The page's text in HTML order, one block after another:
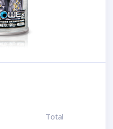
Total